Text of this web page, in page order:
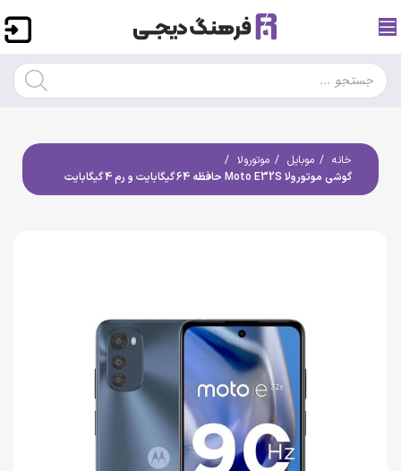
خانه موبایل
موتورولا
گوشی موتورولا Moto E32S حافظه 64 گیگابایت و رم 4 گیگابایت